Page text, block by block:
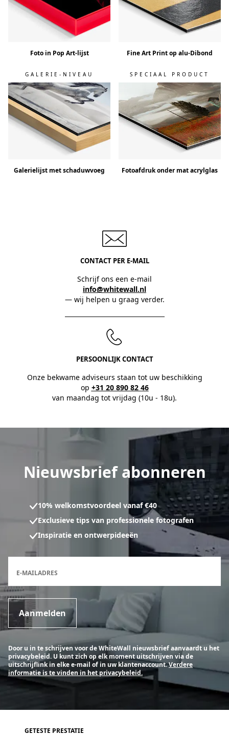
Foto in Pop Art-lijst Fine Art Print op alu-Dibond
GALERIE-NIVEAU
Galerielijst met schaduwvoeg
SPECIAAL PRODUCT
Fotoafdruk onder mat acrylglas
CONTACT PER E-MAIL
Schrijf ons een e-mail
info@whitewall.nl
— wij helpen u graag verder.
PERSOONLIJK CONTACT
Onze bekwame adviseurs staan tot uw beschikking
op +31 20 890 82 46
van maandag tot vrijdag (10u - 18u).
Nieuwsbrief abonneren
10% welkomstvoordeel vanaf €40
Exclusieve tips van professionele fotografen
Inspiratie en ontwerpideeën
E-MAILADRES
Aanmelden
Door u in te schrijven voor de WhiteWall nieuwsbrief aanvaardt u het
privacybeleid. U kunt zich op elk moment uitschrijven via de
uitschrijflink in elke e-mail of in uw klantenaccount.Verdere
informatie is te vinden in het privacybeleid.
GETESTE PRESTATIE